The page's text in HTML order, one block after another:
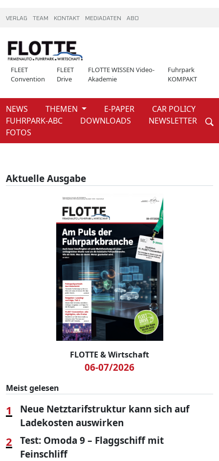
VERLAG TEAM KONTAKT MEDIADATEN ABO
FLEET
Convention
FLEET
Drive
FLOTTE WISSEN Video-
Akademie
Fuhrpark
KOMPAKT
NEWS THEMEN E-PAPER
CAR POLICY
FUHRPARK-ABC
DOWNLOADS
NEWSLETTER
FOTOS
Weiter
Home
Aktuelle Ausgabe
FLOTTE & Wirtschaft
06-07/2026
Meist gelesen
1
Neue Netztarifstruktur kann sich auf
Ladekosten auswirken
2
Test: Omoda 9 – Flaggschiff mit
Feinschliff